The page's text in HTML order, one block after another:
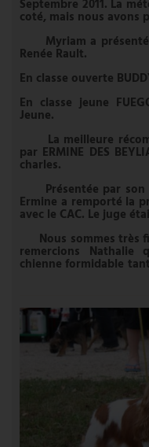
Septembre 2011. La
coté, mais nous avons
Myriam a présenté
Renée Rault.
En classe ouverte
En classe jeune
Jeune.
La meilleure
par ERMINE DES
charles.
Présentée par son
Ermine a remporté la
avec le CAC. Le juge
Nous sommes très
remercions
chienne formidable